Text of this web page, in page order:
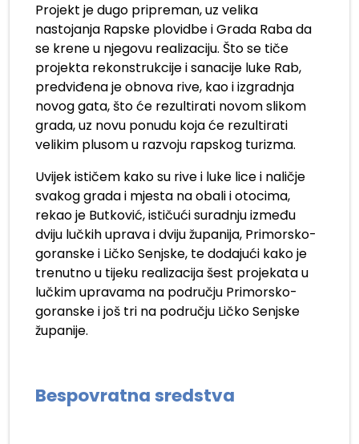
Projekt je dugo pripreman, uz velika
nastojanja Rapske plovidbe i Grada Raba da
se krene u njegovu realizaciju. Što se tiče
projekta rekonstrukcije i sanacije luke Rab,
predviđena je obnova rive, kao i izgradnja
novog gata, što će rezultirati novom slikom
grada, uz novu ponudu koja će rezultirati
velikim plusom u razvoju rapskog turizma.
Uvijek ističem kako su rive i luke lice i naličje
svakog grada i mjesta na obali i otocima,
rekao je Butković, ističući suradnju između
dviju lučkih uprava i dviju županija, Primorsko-
goranske i Ličko Senjske, te dodajući kako je
trenutno u tijeku realizacija šest projekata u
lučkim upravama na području Primorsko-
goranske i još tri na području Ličko Senjske
županije.
Bespovratna sredstva